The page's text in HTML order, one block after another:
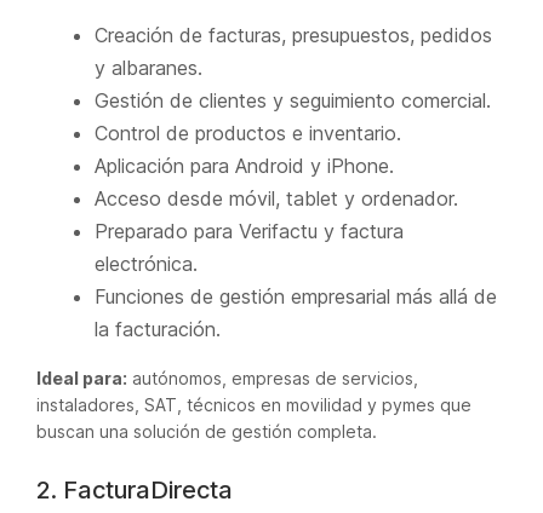
Creación de facturas, presupuestos, pedidos
y albaranes.
Gestión de clientes y seguimiento comercial.
Control de productos e inventario.
Aplicación para Android y iPhone.
Acceso desde móvil, tablet y ordenador.
Preparado para Verifactu y factura
electrónica.
Funciones de gestión empresarial más allá de
la facturación.
Ideal para: autónomos, empresas de servicios,
instaladores, SAT, técnicos en movilidad y pymes que
buscan una solución de gestión completa.
2. FacturaDirecta